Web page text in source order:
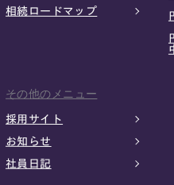
相続ロードマップ
その他のメニュー
採用サイト
お知らせ
社員日記